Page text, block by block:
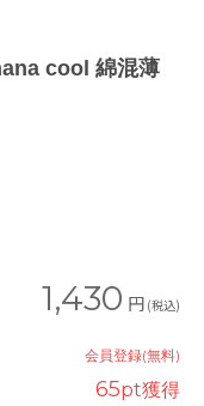
cool 綿混薄
1,430 円 (税込)
会員登録(無料)
65pt獲得